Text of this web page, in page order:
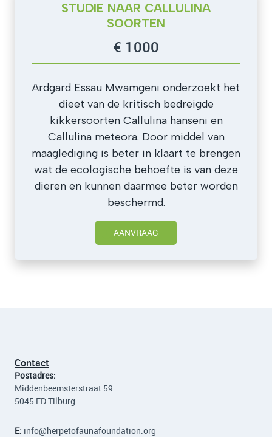
STUDIE NAAR CALLULINA
SOORTEN
€ 1000
Ardgard Essau Mwamgeni onderzoekt het
dieet van de kritisch bedreigde
kikkersoorten Callulina hanseni en
Callulina meteora. Door middel van
maaglediging is beter in klaart te brengen
wat de ecologische behoefte is van deze
dieren en kunnen daarmee beter worden
beschermd.
AANVRAAG
Contact
Postadres:
Middenbeemsterstraat 59
5045 ED Tilburg
E: info@herpetofaunafoundation.org